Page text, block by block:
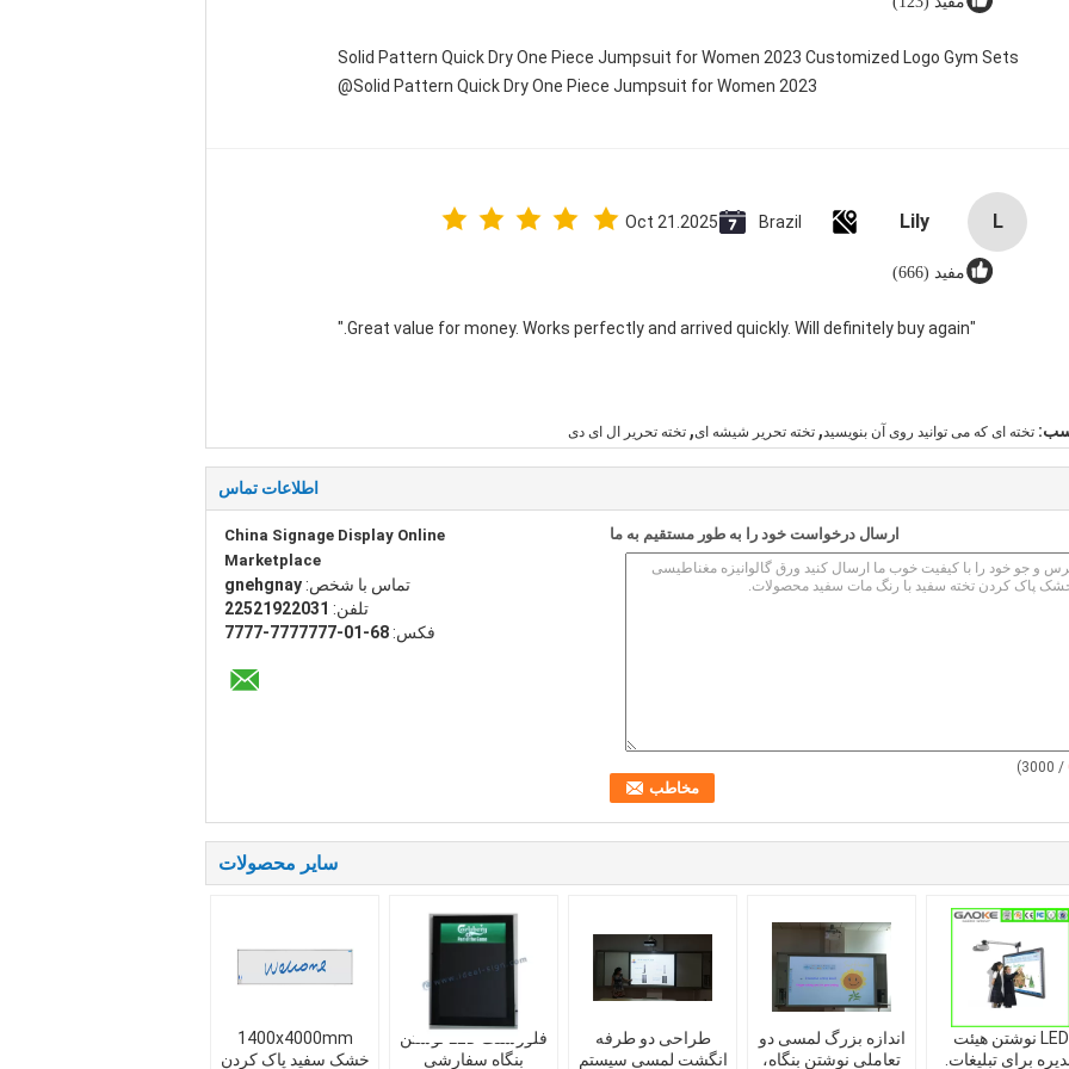
Solid Pattern Quick Dry One Piece Jumpsuit for Women 2023 Customized Logo Gym Sets
Solid Pattern Quick Dry One Piece Jumpsuit for Women 2023@
L
Lily
Brazil
Oct 21.2025
مفید (666)
"Great value for money. Works perfectly and arrived quickly. Will definitely buy again."
تخته ای که می توانید روی آن بنویسید, تخته تحریر شیشه ای, تخته تحریر ال ای دی
اطلاعات تماس
China Signage Display Online
Marketplace
تماس با شخص: yangheng
تلفن: 13022912522
فکس: 86-10-7777777-7777
ارسال درخواست خود را به طور مستقیم به ما
/ 3000)
سایر محصولات
1400x4000mm
خشک سفید پاک کردن
فلورسنت LED نوشتن
بنگاه سفارشی
طراحی دو طرفه
انگشت لمسی سیستم
اندازه بزرگ لمسی دو
تعاملی نوشتن بنگاه،
LED نوشتن هیئت
برای تبلیغات.